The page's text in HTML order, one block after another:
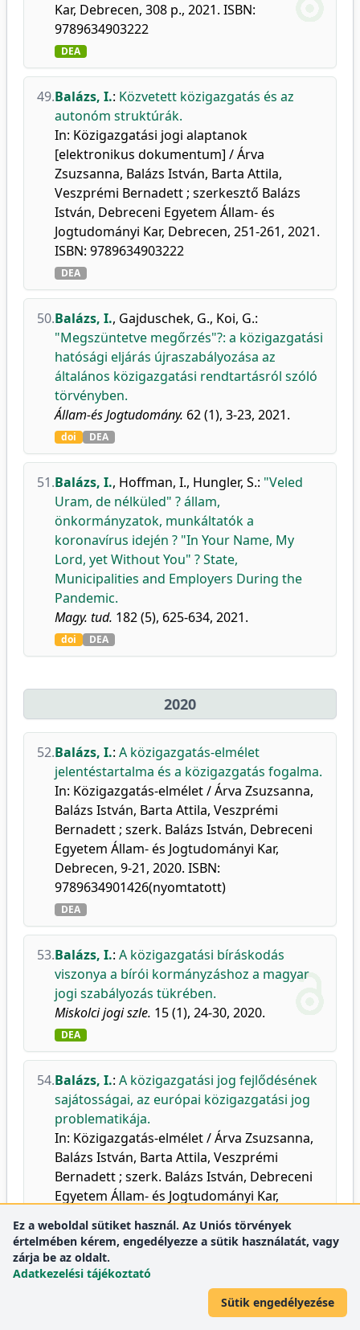
Kar, Debrecen, 308 p., 2021. ISBN:
9789634903222
DEA
49.Balázs, I.: Közvetett közigazgatás és az
autonóm struktúrák.
In: Közigazgatási jogi alaptanok
[elektronikus dokumentum] / Árva
Zsuzsanna, Balázs István, Barta Attila,
Veszprémi Bernadett ; szerkesztő Balázs
István, Debreceni Egyetem Állam- és
Jogtudományi Kar, Debrecen, 251-261, 2021.
ISBN: 9789634903222
DEA
50.Balázs, I., Gajduschek, G., Koi, G.:
"Megszüntetve megőrzés"?: a közigazgatási
hatósági eljárás újraszabályozása az
általános közigazgatási rendtartásról szóló
törvényben.
Állam-és Jogtudomány. 62 (1), 3-23, 2021.
doi DEA
51.Balázs, I., Hoffman, I., Hungler, S.: "Veled
Uram, de nélküled" ? állam,
önkormányzatok, munkáltatók a
koronavírus idején ? "In Your Name, My
Lord, yet Without You" ? State,
Municipalities and Employers During the
Pandemic.
Magy. tud. 182 (5), 625-634, 2021.
doi DEA
2020
52.Balázs, I.: A közigazgatás-elmélet
jelentéstartalma és a közigazgatás fogalma.
In: Közigazgatás-elmélet / Árva Zsuzsanna,
Balázs István, Barta Attila, Veszprémi
Bernadett ; szerk. Balázs István, Debreceni
Egyetem Állam- és Jogtudományi Kar,
Debrecen, 9-21, 2020. ISBN:
9789634901426(nyomtatott)
DEA
53.Balázs, I.: A közigazgatási bíráskodás
viszonya a bírói kormányzáshoz a magyar
jogi szabályozás tükrében.
Miskolci jogi szle. 15 (1), 24-30, 2020.
DEA
54.Balázs, I.: A közigazgatási jog fejlődésének
sajátosságai, az európai közigazgatási jog
problematikája.
In: Közigazgatás-elmélet / Árva Zsuzsanna,
Balázs István, Barta Attila, Veszprémi
Bernadett ; szerk. Balázs István, Debreceni
Egyetem Állam- és Jogtudományi Kar,
9789634901426(nyomtatott)
DEA
A közigazgatási jog
rezilienciája - koronavírus idején.
Ez a weboldal sütiket használ. Az Uniós törvények
értelmében kérem, engedélyezze a sütik használatát, vagy
zárja be az oldalt.
Adatkezelési tájékoztató
Sütik engedélyezése